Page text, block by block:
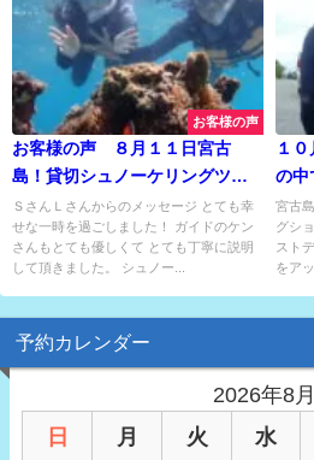
お客様の声
お客様の声 ８月１１日宮古
島！貸切シュノーケリングツア
ー！
ＳさんＬさんからのメッセージ とても幸
せな一時を過ごしました！ ガイドのケン
さんもとても優しくて とても丁寧に説明
して頂きました。 シュノー...
１
の中
グで
き
宮古
グシ
スト
をアッ
予約カレンダー
2026年8月
日
月 火 水